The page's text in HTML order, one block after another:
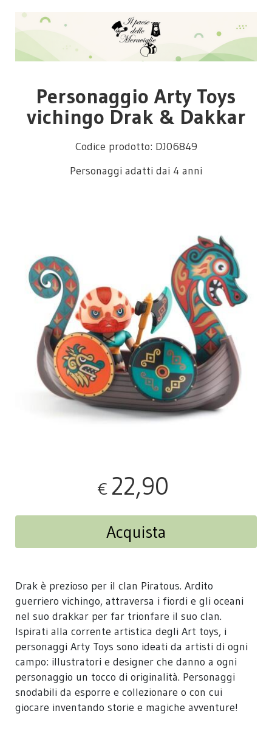
Personaggio Arty Toys
vichingo Drak & Dakkar
Codice prodotto: DJ06849
Personaggi adatti dai 4 anni
€ 22,90
Acquista
Drak è prezioso per il clan Piratous. Ardito
guerriero vichingo, attraversa i fiordi e gli oceani
nel suo drakkar per far trionfare il suo clan.
Ispirati alla corrente artistica degli Art toys, i
personaggi Arty Toys sono ideati da artisti di ogni
campo: illustratori e designer che danno a ogni
personaggio un tocco di originalità. Personaggi
snodabili da esporre e collezionare o con cui
giocare inventando storie e magiche avventure!